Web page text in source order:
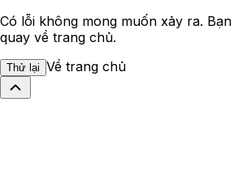
Có lỗi không mong muốn xảy ra.
quay về trang chủ.
Thử lại Về trang chủ